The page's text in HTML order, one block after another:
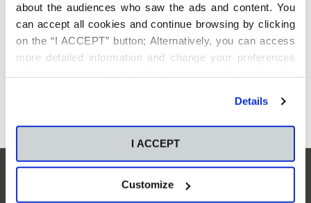
about the audiences who saw the ads and content. You
can accept all cookies and continue browsing by clicking
on the “I ACCEPT” button; Alternatively, you can access
more detailed information and change your preferences
Details
I ACCEPT
Customize
comunicación actual en el que nos encontramos, analizando
el nuevo entorno digital y profundizando en el concepto
“Marca personal”.
La formación procura minimizar las barreras o resistencias
que pudieran tener los alumnos asistentes y maximizar las
Suscríbete para mantenerte
informado